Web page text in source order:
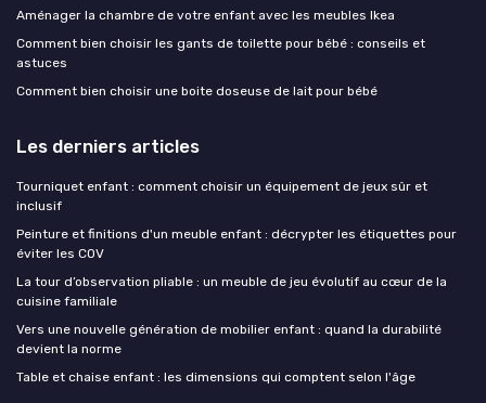
Aménager la chambre de votre enfant avec les meubles Ikea
Comment bien choisir les gants de toilette pour bébé : conseils et
astuces
Comment bien choisir une boite doseuse de lait pour bébé
Les derniers articles
Tourniquet enfant : comment choisir un équipement de jeux sûr et
inclusif
Peinture et finitions d'un meuble enfant : décrypter les étiquettes pour
éviter les COV
La tour d’observation pliable : un meuble de jeu évolutif au cœur de la
cuisine familiale
Vers une nouvelle génération de mobilier enfant : quand la durabilité
devient la norme
Table et chaise enfant : les dimensions qui comptent selon l'âge